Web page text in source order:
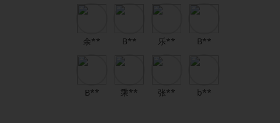
余** B** 乐** B**
B** 乘** 张** b**